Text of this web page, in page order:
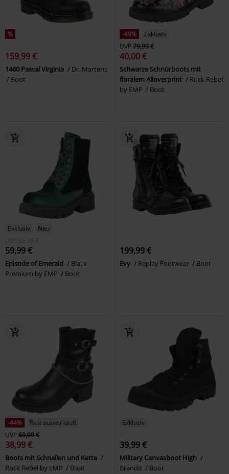
%
159,99 €
1460 Pascal Virginia
Dr. Martens
Boot
-49%
Exklusiv
UVP79,99 €
40,00 €
Schwarze Schnürboots mit
floralem Alloverprint
Rock Rebel
by EMP
Boot
Exklusiv
Neu
UVP
69,99 €
59,99 €
Episode of Emerald
Black
Premium by EMP
Boot
199,99 €
Evy Replay Footwear Boot
-44%
Fast ausverkauft
UVP69,99 €
38,99 €
Boots mit Schnallen und Kette
Rock Rebel by EMP
Boot
Exklusiv
39,99 €
Military Canvasboot High
Brandit
Boot